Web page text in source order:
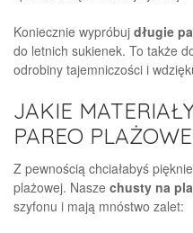
Koniecznie wypróbuj długie
do letnich sukienek. To także
odrobiny tajemniczości i
JAKIE
PAREO
Z pewnością chciałabyś
plażowej. Nasze chusty na
szyfonu i mają mnóstwo zalet: